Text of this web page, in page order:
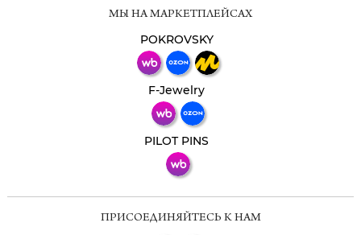
МЫ НА МАРКЕТПЛЕЙСАХ
POKROVSKY
F-Jewelry
PILOT PINS
ПРИСОЕДИНЯЙТЕСЬ К НАМ